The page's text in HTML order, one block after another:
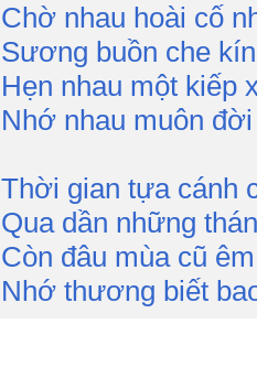
Chờ nhau hoài cố
Sương buồn che
Hẹn nhau một kiếp
Nhớ nhau muôn
Thời gian tựa cánh
Qua dần những
Còn đâu mùa cũ
Nhớ thương biết